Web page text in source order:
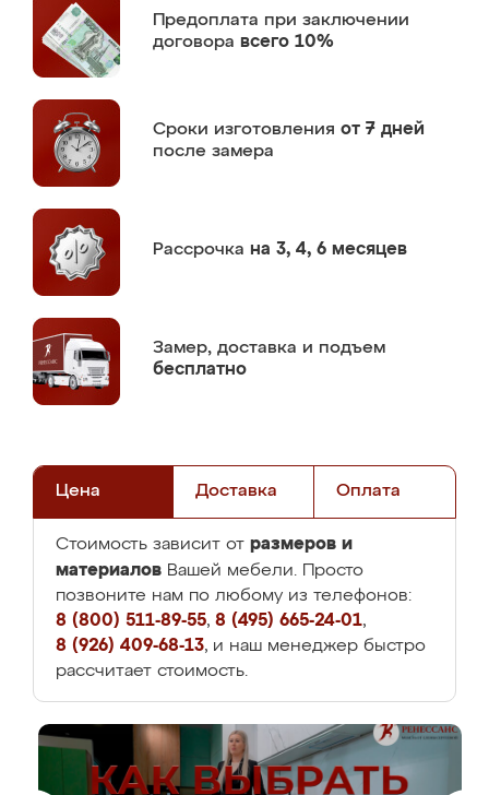
Предоплата при заключении
договора всего 10%
Сроки изготовления от 7 дней
после замера
Рассрочка на 3, 4, 6 месяцев
Замер, доставка и подъем
бесплатно
Цена Доставка Оплата
Стоимость зависит от размеров и
материалов Вашей мебели. Просто
позвоните нам по любому из телефонов:
8 (800) 511-89-55, 8 (495) 665-24-01,
8 (926) 409-68-13, и наш менеджер быстро
рассчитает стоимость.